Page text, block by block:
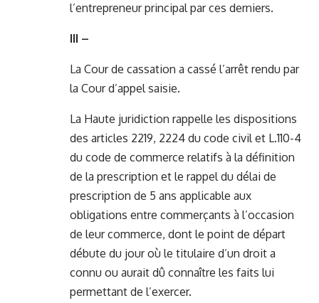
l’entrepreneur principal par ces derniers.
III –
La Cour de cassation a cassé l’arrêt rendu par
la Cour d’appel saisie.
La Haute juridiction rappelle les dispositions
des articles 2219, 2224 du code civil et L.110-4
du code de commerce relatifs à la définition
de la prescription et le rappel du délai de
prescription de 5 ans applicable aux
obligations entre commerçants à l’occasion
de leur commerce, dont le point de départ
débute du jour où le titulaire d’un droit a
connu ou aurait dû connaître les faits lui
permettant de l’exercer.